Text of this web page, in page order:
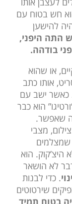
חש בטוח עם
להישען
התה היפני,
בודהה.
או שהוא
אותו כתב
כאשר ישב עם
הוא כבר
שאפשר.
מצבי
שמצלמים
היצ’קוק. הוא
לא הושאר
. כדי לבנות
שירטוטים
בטוח תמיד